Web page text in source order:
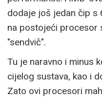
dodaje još jedan čip s
na postojeći procesor
"sendvič".
Tu je naravno i minus
cijelog sustava, kao i
Zato ovi procesori